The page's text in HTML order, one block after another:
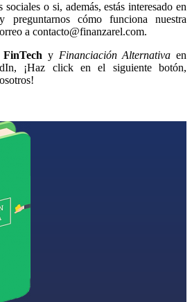
sociales o si, además, estás interesado en
preguntarnos cómo funciona nuestra
a contacto@finanzarel.com.
FinTech y Financiación Alternativa en
¡Haz click en el siguiente botón,